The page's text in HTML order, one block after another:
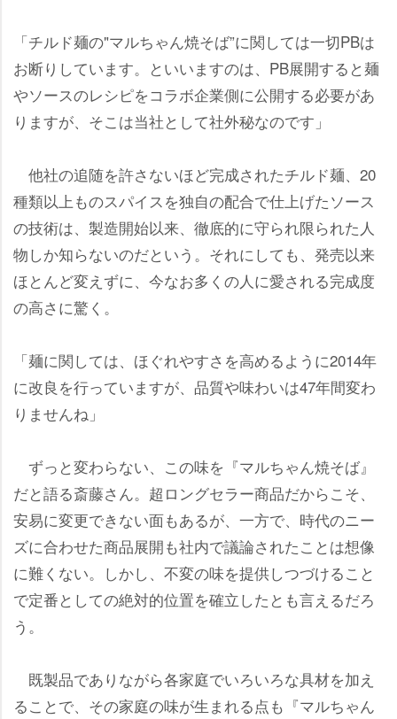
「チルド麺の"マルちゃん焼そば”に関しては一切PBは
お断りしています。といいますのは、PB展開すると麺
ソースのレシピをコラボ企業側に公開する必要があ
りますが、そこは当社として社外秘なのです」
他社の追随を許さないほど完成されたチルド麺、20
種類以上ものスパイスを独自の配合で仕上げたソース
の技術は、製造開始以来、徹底的に守られ限られた人
物しか知らないのだという。それにしても、発売以来
ほとんど変えずに、今なお多くの人に愛される完成度
の高さに驚く。
「麺に関しては、ほぐれやすさを高めるように2014年
に改良を行っていますが、品質や味わいは47年間変わ
りませんね」
ずっと変わらない、この味を『マルちゃん焼そば』
だと語る斎藤さん。超ロングセラー商品だからこそ、
安易に変更できない面もあるが、一方で、時代のニー
ズに合わせた商品展開も社内で議論されたことは想像
に難くない。しかし、不変の味を提供しつづけること
で定番としての絶対的位置を確立したとも言えるだろ
う。
既製品でありながら各家庭でいろいろな具材を加え
ることで、その家庭の味が生まれる点も『マルちゃん